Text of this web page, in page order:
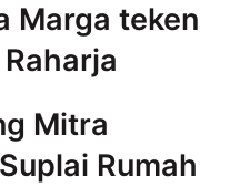
Marga teken
Mitra
Rumah